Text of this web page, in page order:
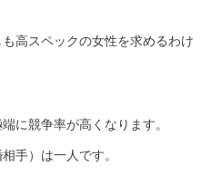
高スペックの女性を求めるわけ
に競争率が高くなります。
手）は一人です。